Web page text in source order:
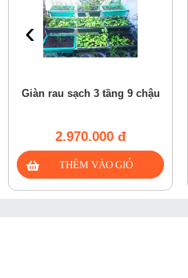
Giàn rau sạch 3 tầng 9 chậu
2.970.000 đ
‹